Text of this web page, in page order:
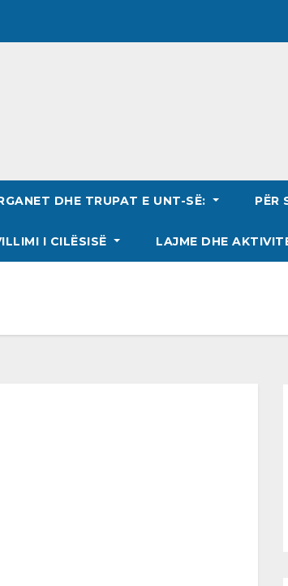
DHE TRUPAT E UNT-SË: PËR
I CILËSISË LAJME DHE